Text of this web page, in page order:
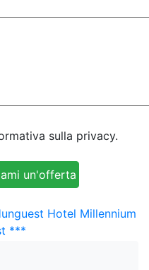
sulla privacy.
Hotel Millennium
***